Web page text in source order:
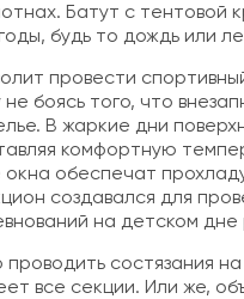
Батут с тентовой
будь то дождь или
провести
боясь того, что
В жаркие дни
комфортную
обеспечат
создавался для
на детском дне
состязания
все секции. Или же,